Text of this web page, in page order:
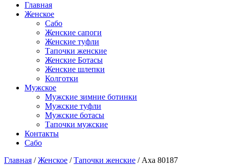
Главная
Женское
Сабо
Женские сапоги
Женские туфли
Тапочки женские
Женские Ботасы
Женские шлепки
Колготки
Мужское
Мужские зимние ботинки
Мужские туфли
Мужские ботасы
Тапочки мужские
Контакты
Сабо
Главная /Женское /Тапочки женские / Axa 80187